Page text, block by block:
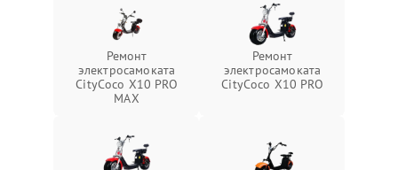
Ремонт
электросамоката
CityCoco X10 PRO
MAX
Ремонт
электросамоката
CityCoco X10 PRO